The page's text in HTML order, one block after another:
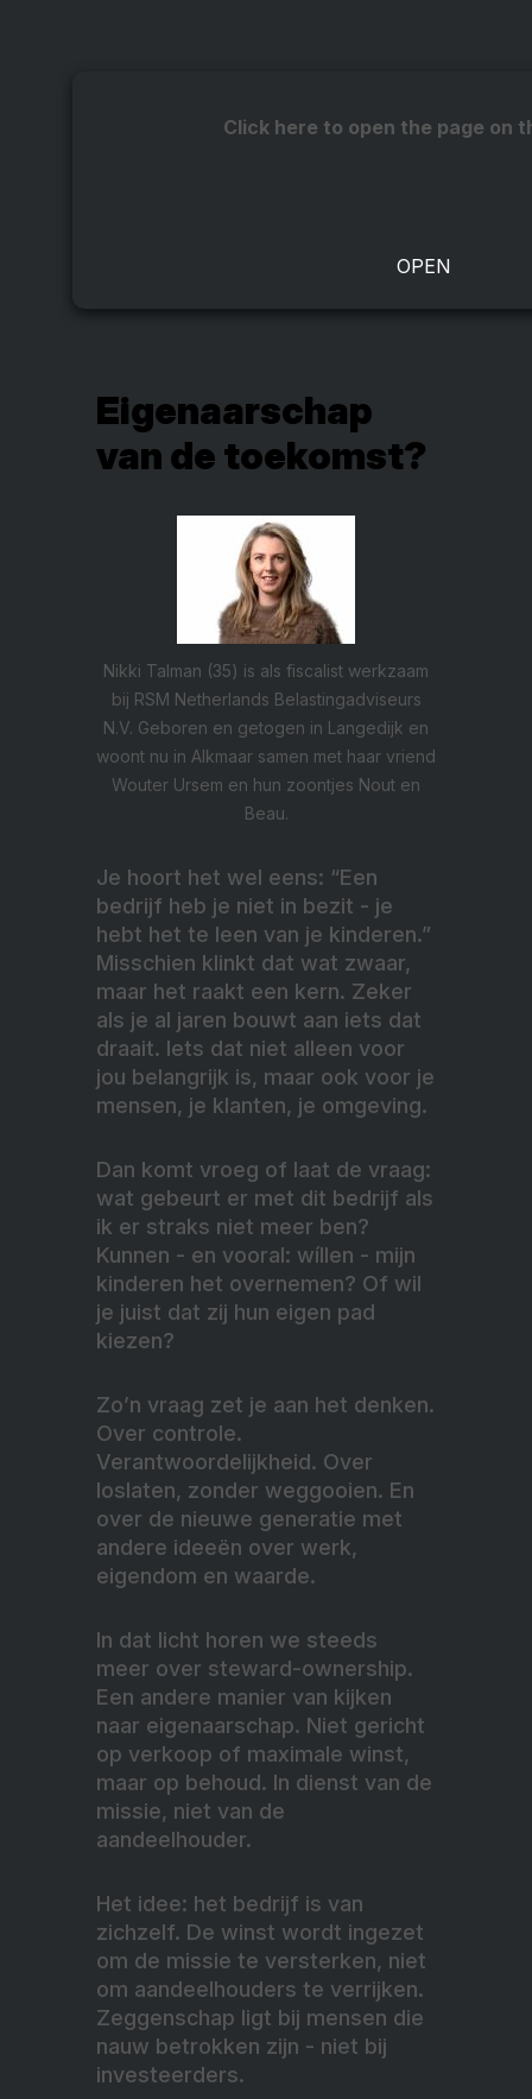
Click here to open the page on
Eigenaarschap
van de toekomst?
Nikki Talman (35) is als fiscalist werkzaam
bij RSM Netherlands Belastingadviseurs
N.V. Geboren en getogen in Langedijk en
woont nu in Alkmaar samen met haar vriend
Wouter Ursem en hun zoontjes Nout en
Beau.
Je hoort het wel eens: “Een
bedrijf heb je niet in bezit - je
hebt het te leen van je kinderen.”
Misschien klinkt dat wat zwaar,
maar het raakt een kern. Zeker
als je al jaren bouwt aan iets dat
draait. Iets dat niet alleen voor
jou belangrijk is, maar ook voor je
mensen, je klanten, je omgeving.
Dan komt vroeg of laat de vraag:
wat gebeurt er met dit bedrijf als
ik er straks niet meer ben?
Kunnen - en vooral: wíllen - mijn
kinderen het overnemen? Of wil
je juist dat zij hun eigen pad
kiezen?
Zo’n vraag zet je aan het denken.
Over controle.
Verantwoordelijkheid. Over
loslaten, zonder weggooien. En
over de nieuwe generatie met
andere ideeën over werk,
eigendom en waarde.
In dat licht horen we steeds
meer over steward-ownership.
Een andere manier van kijken
naar eigenaarschap. Niet gericht
op verkoop of maximale winst,
maar op behoud. In dienst van de
missie, niet van de
aandeelhouder.
Het idee: het bedrijf is van
zichzelf. De winst wordt ingezet
om de missie te versterken, niet
om aandeelhouders te verrijken.
Zeggenschap ligt bij mensen die
nauw betrokken zijn - niet bij
investeerders.